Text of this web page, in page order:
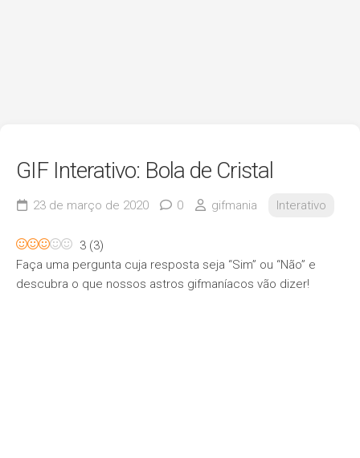
GIF Interativo: Bola de Cristal
23 de março de 2020 0 gifmania Interativo
3 (3)
Faça uma pergunta cuja resposta seja “Sim” ou “Não” e
descubra o que nossos astros gifmaníacos vão dizer!